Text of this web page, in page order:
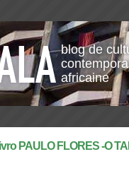
blog de
africaine
PAULO FLORES -O